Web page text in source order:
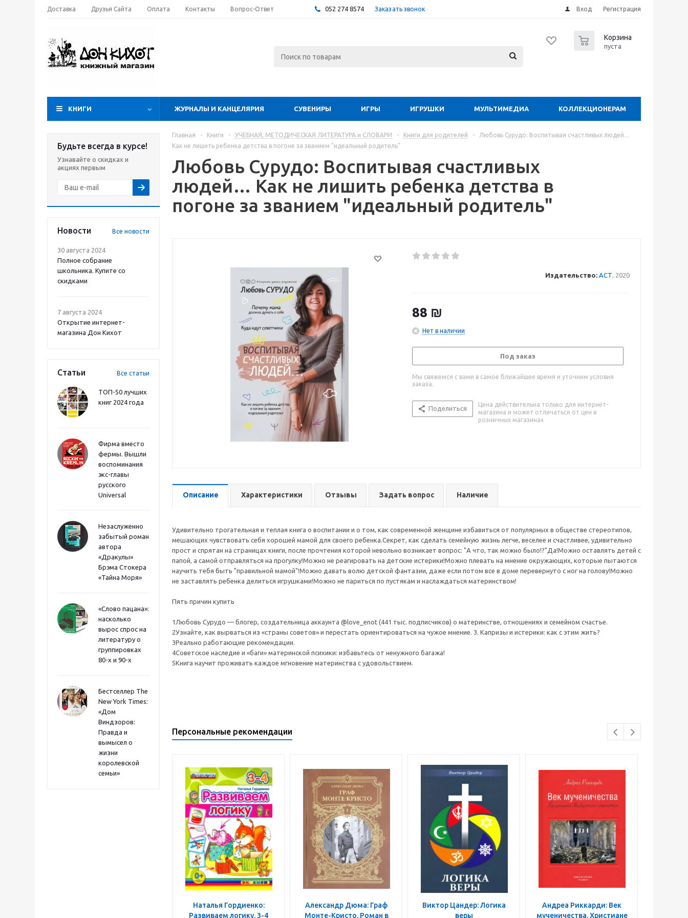
Доставка Друзья Сайта Оплата Контакты Вопрос-Ответ 052 274 8574 Заказать звонок Вход Регистрация
Корзина
пуста
КНИГИ ЖУРНАЛЫ И КАНЦЕЛЯРИЯ СУВЕНИРЫ ИГРЫ ИГРУШКИ МУЛЬТИМЕДИА КОЛЛЕКЦИОНЕРАМ
Будьте всегда в курсе!
Узнавайте о скидках и
акциях первым
Новости Все новости
30 августа 2024
Полное собрание
школьника. Купите со
скидками
7 августа 2024
Открытие интернет-
магазина Дон Кихот
Статьи Все статьи
ТОП-50 лучших
книг 2024 года
Фирма вместо
фермы. Вышли
воспоминания
экс-главы
русского
Universal
Незаслуженно
забытый роман
автора
«Дракулы»
Брэма Стокера
«Тайна Моря»
«Слово пацана»:
насколько
вырос спрос на
литературу о
группировках
80-х и 90-х
Бестселлер The
New York Times:
«Дом
Виндзоров:
Правда и
вымысел о
жизни
королевской
семьи»
Главная - Книги - УЧЕБНАЯ, МЕТОДИЧЕСКАЯ ЛИТЕРАТУРА и СЛОВАРИ - Книги для родителей -
Любовь Сурудо: Воспитывая счастливых людей…
Как не лишить ребенка детства в погоне за званием "идеальный родитель"
Любовь Сурудо: Воспитывая счастливых
людей… Как не лишить ребенка детства в
погоне за званием "идеальный родитель"
Издательство: АСТ, 2020
88 ₪
Нет в наличии
Под заказ
Мы свяжемся с вами в самое ближайшее время и уточним условия
заказа.
Поделиться
Цена действительна только для интернет-
магазина и может отличаться от цен в
розничных магазинах
Описание Характеристики Отзывы Задать вопрос Наличие
Удивительно трогательная и теплая книга о воспитании и о том, как современной женщине избавиться от популярных в обществе стереотипов,
мешающих чувствовать себя хорошей мамой для своего ребенка.Секрет, как сделать семейную жизнь легче, веселее и счастливее, удивительно
прост и спрятан на страницах книги, после прочтения которой невольно возникает вопрос: "А что, так можно было!?"Да!Можно оставлять детей с
папой, а самой отправляться на прогулку!Можно не реагировать на детские истерики!Можно плевать на мнение окружающих, которые пытаются
научить тебя быть "правильной мамой"!Можно давать волю детской фантазии, даже если потом все в доме перевернуто с ног на голову!Можно
не заставлять ребенка делиться игрушками!Можно не париться по пустякам и наслаждаться материнством!
Пять причин купить
1Любовь Сурудо — блогер, создательница аккаунта @love_enot (441 тыс. подписчиков) о материнстве, отношениях и семейном счастье.
2Узнайте, как вырваться из «страны советов» и перестать ориентироваться на чужое мнение. 3. Капризы и истерики: как с этим жить?
3Реально работающие рекомендации.
4Советское наследие и «баги» материнской психики: избавьтесь от ненужного багажа!
5Книга научит проживать каждое мгновение материнства с удовольствием.
Персональные рекомендации
Наталья Гордиенко:
Развиваем логику. 3-4
Александр Дюма: Граф
Монте-Кристо. Роман в
Виктор Цандер: Логика
веры
Андреа Риккарди: Век
мученичества. Христиане